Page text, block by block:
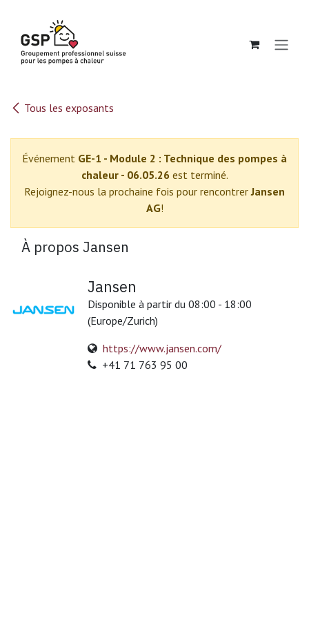
Tous les exposants
Événement GE-1 - Module 2 : Technique des pompes à
chaleur - 06.05.26 est terminé.
Rejoignez-nous la prochaine fois pour rencontrerJansen
AG!
À propos Jansen
Jansen
Disponible à partir du 08:00 - 18:00
(Europe/Zurich)
https://www.jansen.com/
+41 71 763 95 00